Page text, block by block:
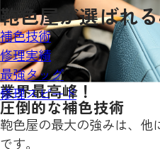
鞄色屋が選ばれる
補色技術
修理実績
最強タッグ
修理スピード
業界最高峰！
圧倒的な補色技術
鞄色屋の最大の強みは、他
です。